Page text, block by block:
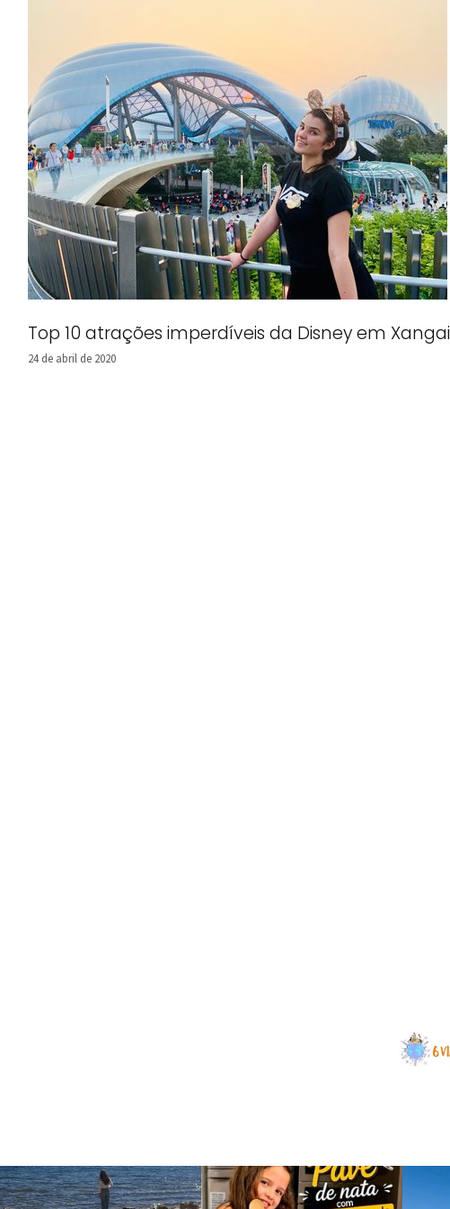
Top 10 atrações imperdíveis da Disney em Xangai
24 de abril de 2020